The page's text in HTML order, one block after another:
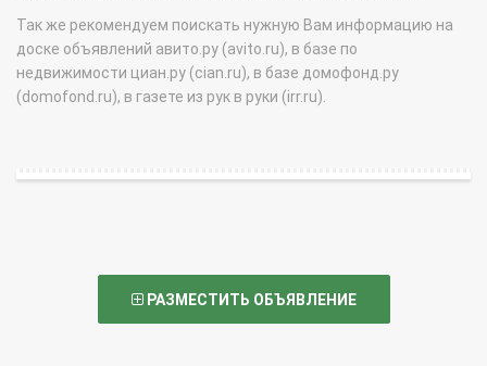
Так же рекомендуем поискать нужную Вам информацию на
доске объявлений авито.ру (avito.ru), в базе по
недвижимости циан.ру (cian.ru), в базе домофонд.ру
(domofond.ru), в газете из рук в руки (irr.ru).
РАЗМЕСТИТЬ ОБЪЯВЛЕНИЕ